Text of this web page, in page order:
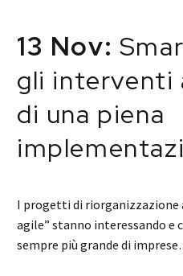
13 Nov:
gli interventi
di una piena
I progetti di riorganizzazione
agile” stanno interessando e
sempre più grande di